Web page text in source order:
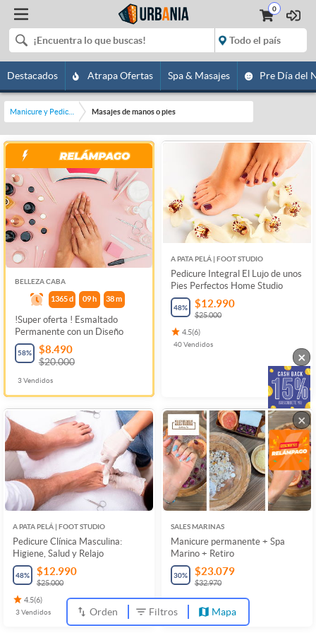
0
Destacados Atrapa Ofertas Spa & Masajes Pre Día del
Masajes de manos o pies
BELLEZA CABA
1365 d 09 h 38m
!Super oferta ! Esmaltado
Permanente con un Diseño
58% $8.490
$20.000
3Vendidos
A PATA PELÁ | FOOT STUDIO
Pedicure Integral El Lujo de unos
Pies Perfectos Home Studio
48% $12.990
$25.000
4.5(6)
40Vendidos
A PATA PELÁ | FOOT STUDIO
Pedicure Clínica Masculina:
Higiene, Salud y Relajo
48% $12.990
$25.000
4.5(6)
3Vendidos
SALES MARINAS
Manicure permanente + Spa
Marino + Retiro
30% $23.079
$32.970
1Vendidos
Orden Filtros Mapa
×
×